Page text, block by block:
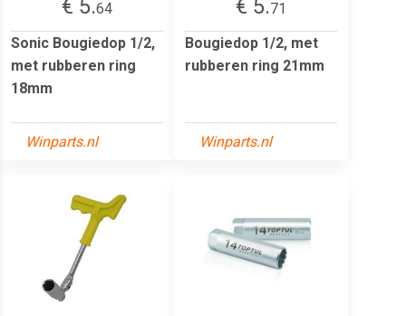
€ 5.64
Sonic Bougiedop 1/2,
met rubberen ring
18mm
Winparts.nl
€ 5.71
Bougiedop 1/2, met
rubberen ring 21mm
Winparts.nl